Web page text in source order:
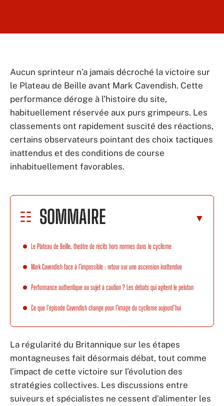
Aucun sprinteur n’a jamais décroché la victoire sur
le Plateau de Beille avant Mark Cavendish. Cette
performance déroge à l’histoire du site,
habituellement réservée aux purs grimpeurs. Les
classements ont rapidement suscité des réactions,
certains observateurs pointant des choix tactiques
inattendus et des conditions de course
inhabituellement favorables.
SOMMAIRE
Le Plateau de Beille, théâtre de récits hors normes dans le cyclisme
Mark Cavendish face à l’impossible : retour sur une ascension inattendue
Performance authentique ou sujet à caution ? Les débats qui agitent le peloton
Ce que l’épisode Cavendish change pour l’image du cyclisme aujourd’hui
La régularité du Britannique sur les étapes
montagneuses fait désormais débat, tout comme
l’impact de cette victoire sur l’évolution des
stratégies collectives. Les discussions entre
suiveurs et spécialistes ne cessent d’alimenter les